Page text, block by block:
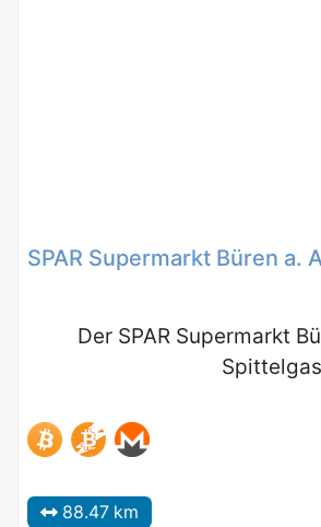
SPAR Supermarkt Büren a.
Der SPAR Supermarkt
88.47 km